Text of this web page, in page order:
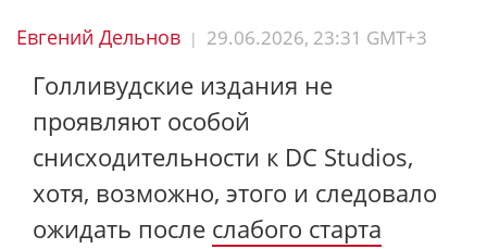
Евгений Дельнов | 29.06.2026, 23:31 GMT+3
Голливудские издания не
проявляют особой
снисходительности к DC Studios,
хотя, возможно, этого и следовало
ожидать после слабого старта